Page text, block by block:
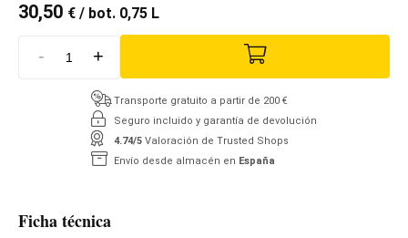
30,50 € / bot. 0,75 L
- +
Transporte gratuito a partir de 200 €
Seguro incluido y garantía de devolución
4.74/5 Valoración de Trusted Shops
Envío desde almacén en España
Ficha técnica